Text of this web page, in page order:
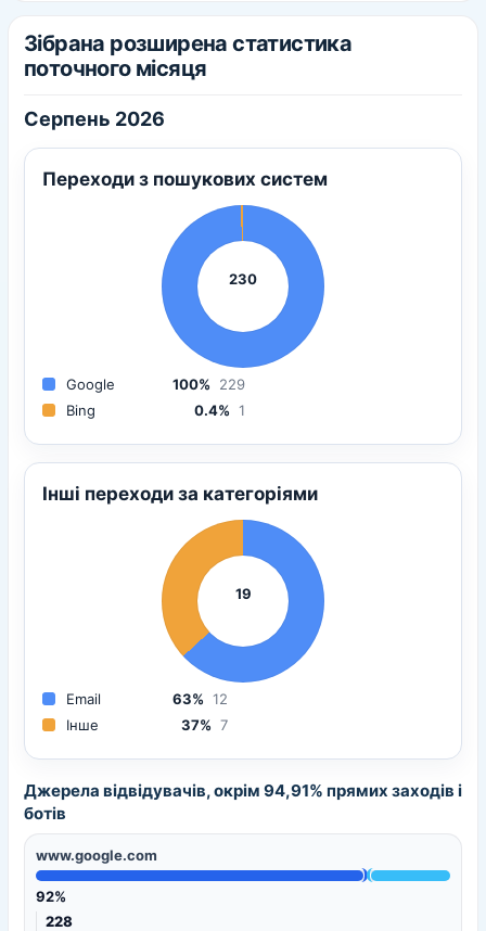
Зібрана розширена статистика
поточного місяця
Серпень 2026
Переходи з пошукових систем
230
Google 100%
229
Bing
0.4% 1
Інші переходи за категоріями
19
Email 63% 12
Інше
37% 7
Джерела відвідувачів, окрім 94,91% прямих заходів і
ботів
www.google.com
92%
228